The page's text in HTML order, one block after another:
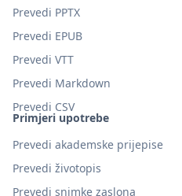
Primjeri upotrebe
Prevedi akademske prijepise
Prevedi životopis
Prevedi snimke zaslona
Prevedi PPTX
Prevedi EPUB
Prevedi VTT
Prevedi Markdown
Prevedi CSV